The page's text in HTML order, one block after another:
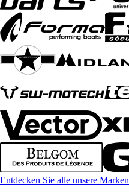
Entdecken Sie alle unsere Marken